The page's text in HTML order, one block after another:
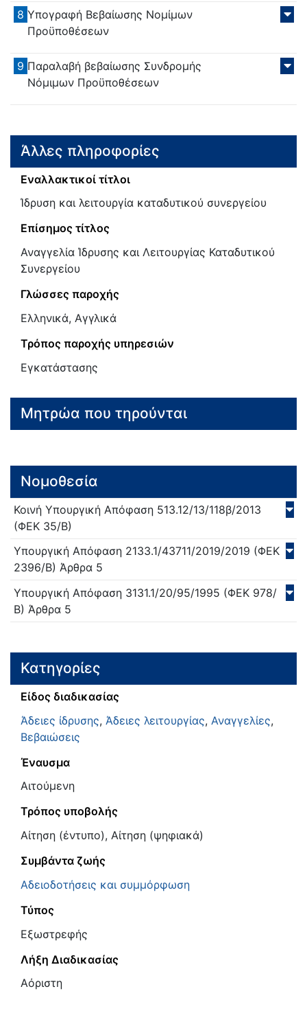
8 Υπογραφή Βεβαίωσης Νομίμων
Προϋποθέσεων
9 Παραλαβή βεβαίωσης Συνδρομής
Νόμιμων Προϋποθέσεων
Άλλες πληροφορίες
Εναλλακτικοί τίτλοι
Ίδρυση και λειτουργία καταδυτικού συνεργείου
Επίσημος τίτλος
Αναγγελία Ίδρυσης και Λειτουργίας Καταδυτικού
Συνεργείου
Γλώσσες παροχής
Ελληνικά, Αγγλικά
Τρόπος παροχής υπηρεσιών
Εγκατάστασης
Μητρώα που τηρούνται
Νομοθεσία
Κοινή Υπουργική Απόφαση 513.12/13/118β/2013
(ΦΕΚ 35/Β)
Υπουργική Απόφαση 2133.1/43711/2019/2019 (ΦΕΚ
2396/Β) Άρθρα 5
Υπουργική Απόφαση 3131.1/20/95/1995 (ΦΕΚ 978/
Β) Άρθρα 5
Κατηγορίες
Είδος διαδικασίας
Άδειες ίδρυσης, Άδειες λειτουργίας, Αναγγελίες,
Βεβαιώσεις
Έναυσμα
Αιτούμενη
Τρόπος υποβολής
Αίτηση (έντυπο), Αίτηση (ψηφιακά)
Συμβάντα ζωής
Αδειοδοτήσεις και συμμόρφωση
Τύπος
Εξωστρεφής
Λήξη Διαδικασίας
Αόριστη